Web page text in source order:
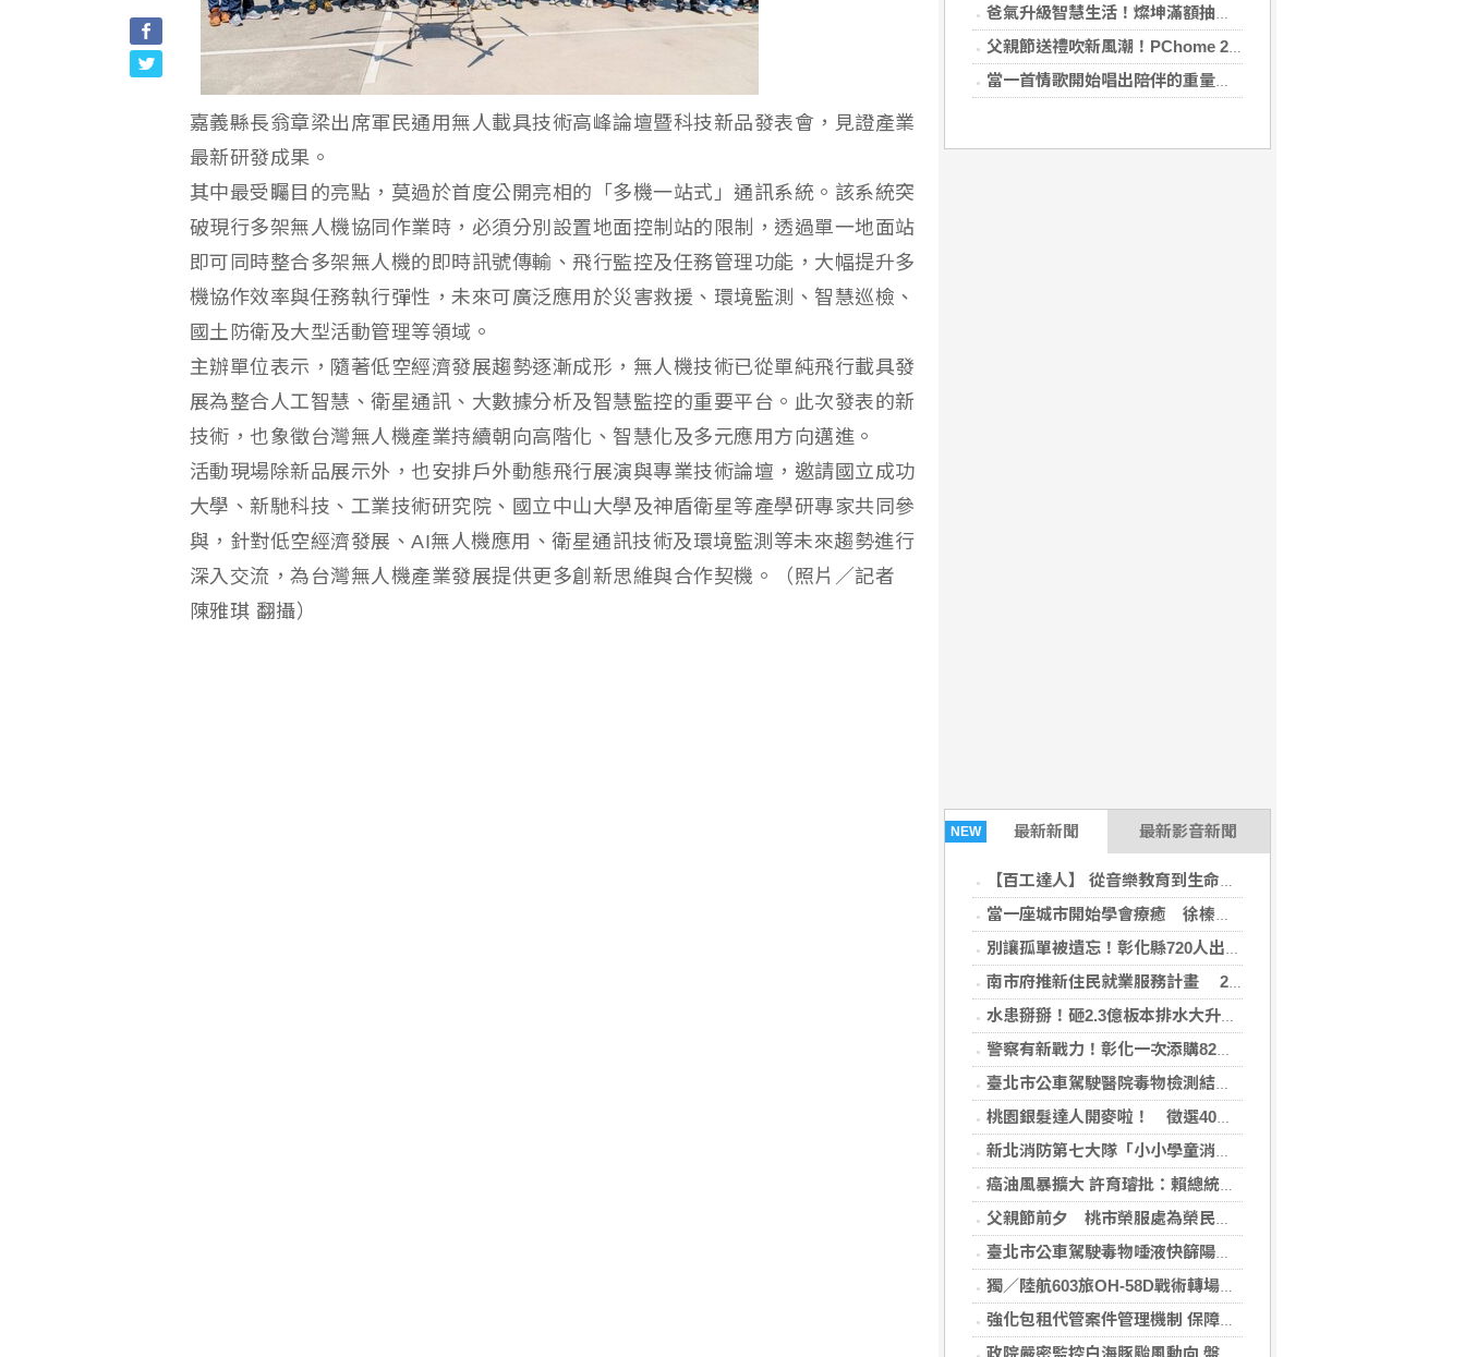
爸氣升級智慧生活！燦坤滿額抽折疊旗艦機、台灣大 3C 豪禮最低 0 元帶回家
父親節送禮吹新風潮！PChome 24h 購物揭男香 TOP5 與居家健身器材買氣翻倍
當一首情歌開始唱出陪伴的重量 《同甘共苦》唱的不只是愛情，更是人生最珍貴的承諾
NEW 最新新聞 最新影音新聞
【百工達人】 從音樂教育到生命陪伴 黛玉老師以生命經驗打造共學平台
當一座城市開始學會療癒 徐榛蔚打造的不只是花蓮，而是未來城市的新典範
別讓孤單被遺忘！彰化縣720人出動尋找獨居長者
南市府推新住民就業服務計畫 29日辦理講座暨職場參訪
水患掰掰！砸2.3億板本排水大升級拚117年完工
警察有新戰力！彰化一次添購82輛警車機車
臺北市公車駕駛醫院毒物檢測結果陰性 市府秉持勿枉勿縱速查釐清
桃園銀髮達人開麥啦！ 徵選40位達人進社區
新北消防第七大隊「小小學童消防夏令營」 深耕消防防災及自救觀念
癌油風暴擴大 許育璿批：賴總統該拼食安不是拼政治
父親節前夕 桃市榮服處為榮民孟廣慧慶百歲壽誕
臺北市公車駕駛毒物唾液快篩陽性 市府秉持勿枉勿縱速查釐清
獨／陸航603旅OH-58D戰術轉場驗證戰力保存
強化包租代管案件管理機制 保障房東、房客權益 中央地方成立專案聯繫與諮詢服務窗口
政院嚴密監控白海豚颱風動向 盤點落實各項防救災整備 呼籲民眾注意颱風訊息避免進入山區海域登高災害危險區域
嘉義縣長翁章梁出席軍民通用無人載具技術高峰論壇暨科技新品發表會，見證產業
最新研發成果。
其中最受矚目的亮點，莫過於首度公開亮相的「多機一站式」通訊系統。該系統突
破現行多架無人機協同作業時，必須分別設置地面控制站的限制，透過單一地面站
即可同時整合多架無人機的即時訊號傳輸、飛行監控及任務管理功能，大幅提升多
機協作效率與任務執行彈性，未來可廣泛應用於災害救援、環境監測、智慧巡檢、
國土防衛及大型活動管理等領域。
主辦單位表示，隨著低空經濟發展趨勢逐漸成形，無人機技術已從單純飛行載具發
展為整合人工智慧、衛星通訊、大數據分析及智慧監控的重要平台。此次發表的新
技術，也象徵台灣無人機產業持續朝向高階化、智慧化及多元應用方向邁進。
活動現場除新品展示外，也安排戶外動態飛行展演與專業技術論壇，邀請國立成功
大學、新馳科技、工業技術研究院、國立中山大學及神盾衛星等產學研專家共同參
與，針對低空經濟發展、AI無人機應用、衛星通訊技術及環境監測等未來趨勢進行
深入交流，為台灣無人機產業發展提供更多創新思維與合作契機。（照片／記者
陳雅琪 翻攝）